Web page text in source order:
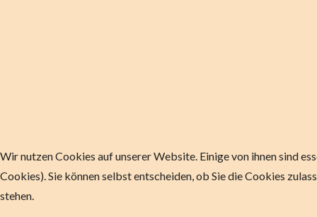
Wir nutzen Cookies auf unserer Website. Einige von ihnen sind
Cookies). Sie können selbst entscheiden, ob Sie die Cookies
stehen.